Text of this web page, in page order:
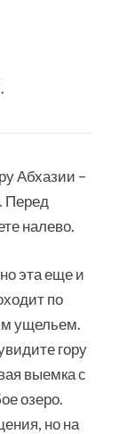
Абхазии –
Перед
налево.
эта еще и
по
ущельем.
гору
выемка с
озеро.
но на